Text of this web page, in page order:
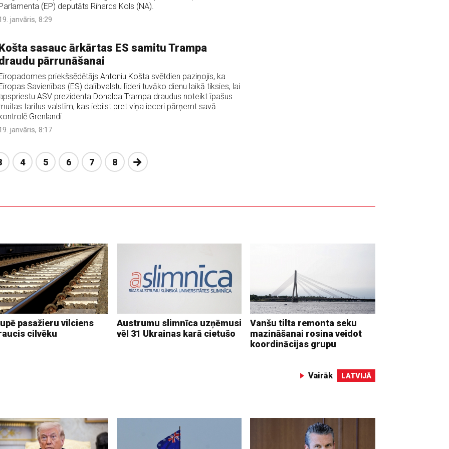
(EP) deputāts Rihards Kols (NA).
janvāris, 8:29
sasauc ārkārtas ES samitu Trampa
pārrunāšanai
priekšsēdētājs Antoniu Košta svētdien paziņojis, ka
Savienības (ES) dalībvalstu līderi tuvāko dienu laikā tiksies, lai
ASV prezidenta Donalda Trampa draudus noteikt īpašus
tarifus valstīm, kas iebilst pret viņa ieceri pārņemt savā
Grenlandi.
janvāris, 8:17
4 5 6 7 8 Nākošā
pasažieru vilciens
cilvēku
Austrumu slimnīca uzņēmusi
vēl 31 Ukrainas karā cietušo
Vanšu tilta remonta seku
mazināšanai rosina veidot
koordinācijas grupu
Vairāk LATVIJĀ